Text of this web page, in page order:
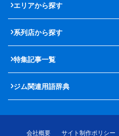
エリアから探す
系列店から探す
特集記事一覧
ジム関連用語辞典
会社概要 サイト制作ポリシー